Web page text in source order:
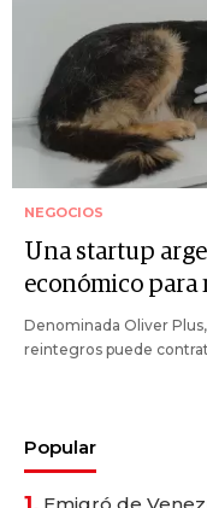
NEGOCIOS
Una startup
económico para
Denominada Oliver
reintegros puede
Popular